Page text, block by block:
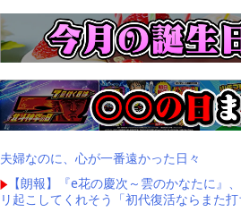
夫婦なのに、心が一番遠かった日々
【朗報】『e花の慶次～雲のかなたに』
リ起こしてくれそう「初代復活ならまた打